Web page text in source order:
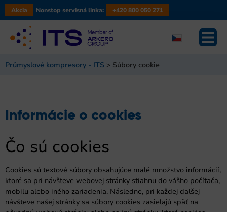
Akcia Nonstop servisná linka: +420 800 050 271
Průmyslové kompresory - ITS > Súbory cookie
Informácie o cookies
Čo sú cookies
Cookies sú textové súbory obsahujúce malé množstvo informácií,
ktoré sa pri návšteve webovej stránky stiahnu do vášho počítača,
mobilu alebo iného zariadenia. Následne, pri každej ďalšej
návšteve našej stránky sa súbory cookies zasielajú späť na